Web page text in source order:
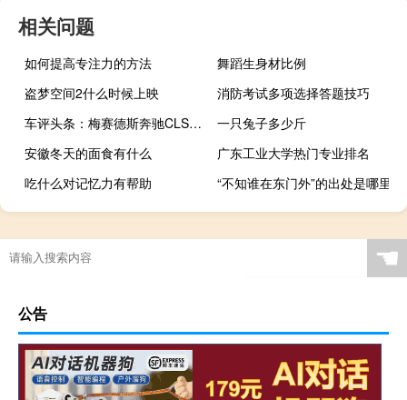
相关问题
如何提高专注力的方法
舞蹈生身材比例
盗梦空间2什么时候上映
消防考试多项选择答题技巧
车评头条：梅赛德斯奔驰CLS63AMG射击煞车系统
一只兔子多少斤
安徽冬天的面食有什么
广东工业大学热门专业排名
吃什么对记忆力有帮助
“不知谁在东门外”的出处是哪里
☚
公告